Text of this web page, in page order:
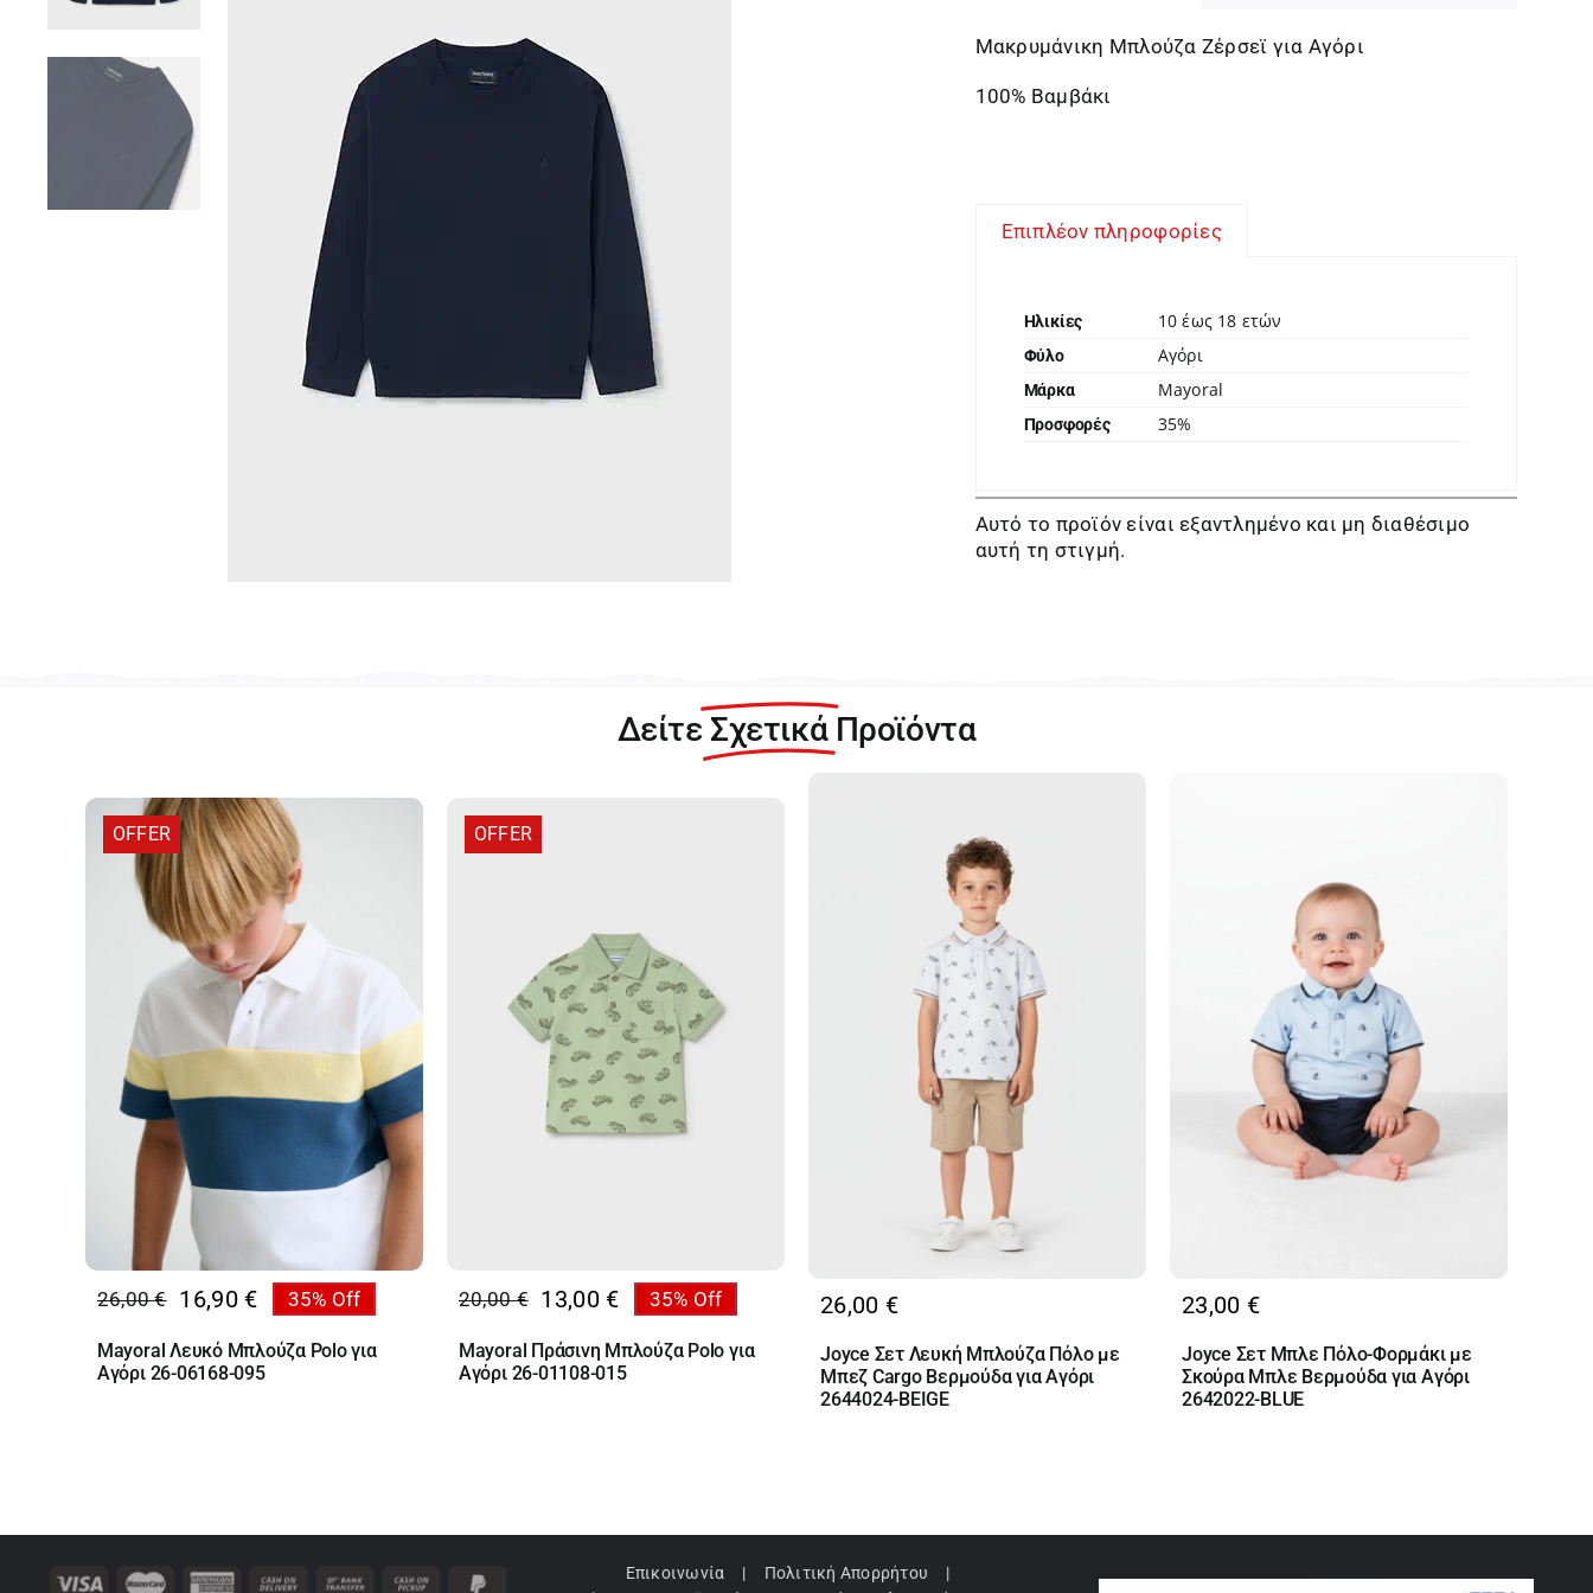
Μακρυμάνικη Μπλούζα Ζέρσεϊ για Αγόρι
100% Βαμβάκι
Επιπλέον πληροφορίες
Ηλικίες 10 έως 18 ετών
Φύλο Αγόρι
Μάρκα Mayoral
Προσφορές 35%
Αυτό το προϊόν είναι εξαντλημένο και μη διαθέσιμο
αυτή τη στιγμή.
Δείτε Σχετικά Προϊόντα
OFFER
26,00€
Original
price
was:
16,90 €
Η
τρέχουσα
τιμή
35% Off
Mayoral Λευκό Μπλούζα Polo για
Αγόρι 26-06168-095
OFFER
20,00€
Original
price
was:
13,00 €
Η
τρέχουσα
τιμή
35% Off
Mayoral Πράσινη Μπλούζα Polo για
Αγόρι 26-01108-015
26,00 €
Joyce Σετ Λευκή Μπλούζα Πόλο με
Μπεζ Cargo Βερμούδα για Αγόρι
2644024-BEIGE
23,00 €
Joyce Σετ Μπλε Πόλο-Φορμάκι με
Σκούρα Μπλε Βερμούδα για Αγόρι
2642022-BLUE
Επικοινωνία
Πολιτική Απορρήτου